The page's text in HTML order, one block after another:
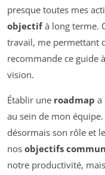
presque toutes mes
objectifà long terme.
travail, me permettant
recommande ce guide
vision.
Établir une roadmap a
au sein de mon
désormais son rôle et
nos objectifs
notre productivité,